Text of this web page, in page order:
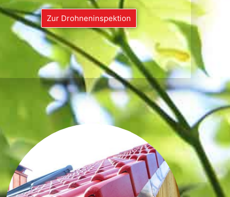
Zur Drohneninspektion